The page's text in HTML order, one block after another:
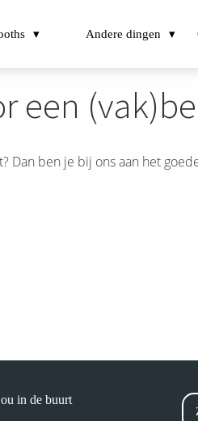
Andere dingen
een
Dan ben je bij ons aan het
in de buurt